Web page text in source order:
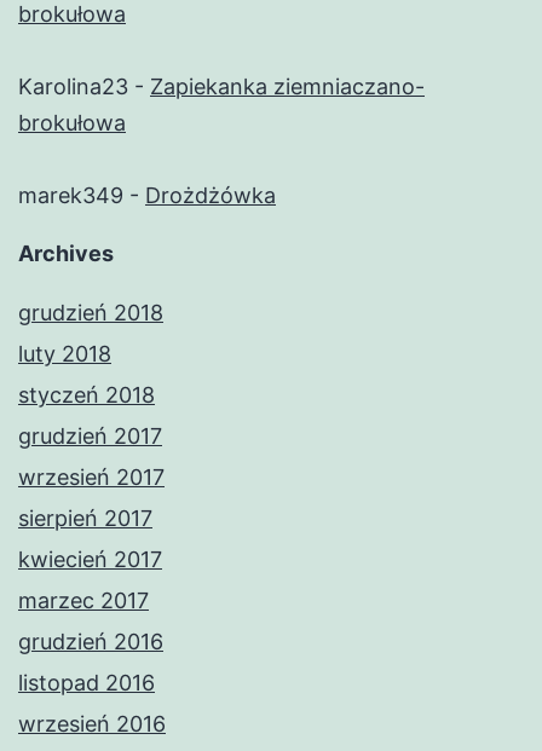
brokułowa
Karolina23 - Zapiekanka ziemniaczano-
brokułowa
marek349 - Drożdżówka
Archives
grudzień 2018
luty 2018
styczeń 2018
grudzień 2017
wrzesień 2017
sierpień 2017
kwiecień 2017
marzec 2017
grudzień 2016
listopad 2016
wrzesień 2016